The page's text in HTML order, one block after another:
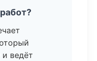
ведёт